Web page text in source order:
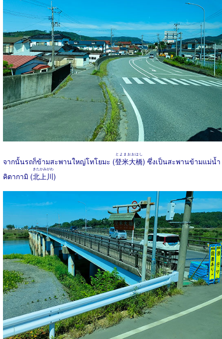
จากนั้นรถก็ข้ามสะพานใหญ่โทโยมะ (登米大橋
とよまおおはし
) ซึ่งเป็นสะพานข้ามแม่น้ำ
คิตากามิ (北上川
きたかみがわ
)